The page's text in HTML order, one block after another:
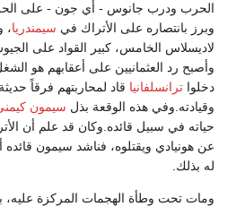
الحرب ودرب جانوس - أي جون - على
وبرز بانتصاره على الأتراك في سيمندريا،
لاديسلاس الخامس، كبير القواد على
وأصبح رد العثمانيين على أعقابهم هو
دخلوا ترانسلفانيا قاد لمحاربتهم فرقاً
وقيادته.وفي هذه الوقعة بذل سيمون
حياته في سبيل قائده.وكان قد علم أن
عن هونيادي ويقتلوه، فناشد سيمون قائده
له بذلك.
ومات تحت وطأة الهجمات المركزة عليه،